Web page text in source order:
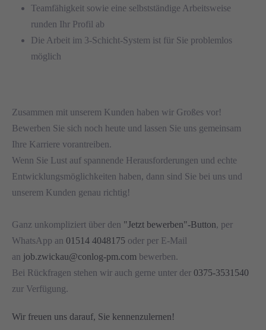
Teamfähigkeit sowie eine selbstständige Arbeitsweise
runden Ihr Profil ab
Die Arbeit im 3-Schicht-System ist für Sie problemlos
möglich
Zusammen mit unserem Kunden haben wir Großes vor!
Bewerben Sie sich noch heute und lassen Sie uns gemeinsam
Ihre Karriere vorantreiben.
Wenn Sie Lust auf spannende Herausforderungen und echte
Entwicklungsmöglichkeiten haben, dann sind Sie bei uns und
unserem Kunden genau richtig!
Ganz unkompliziert über den "Jetzt bewerben"-Button, per
WhatsApp an 01514 4048175 oder per E-Mail
an job.zwickau@conlog-pm.com bewerben.
Bei Rückfragen stehen wir auch gerne unter der 0375-3531540
zur Verfügung.
Wir freuen uns darauf, Sie kennenzulernen!